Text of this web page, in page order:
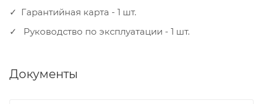
Гарантийная карта - 1 шт.
Руководство по эксплуатации - 1 шт.
Документы